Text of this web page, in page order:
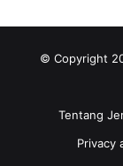
© Copyright
Tentang
Privacy